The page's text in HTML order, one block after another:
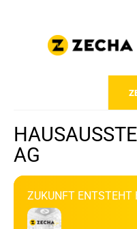
AG
ZUKUNFT ENTSTEHT